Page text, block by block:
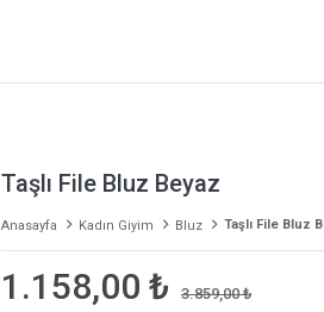
Taşlı File Bluz Beyaz
Anasayfa Kadın Giyim Bluz Taşlı File Bluz
1.158,00 ₺ 3.859,00 ₺